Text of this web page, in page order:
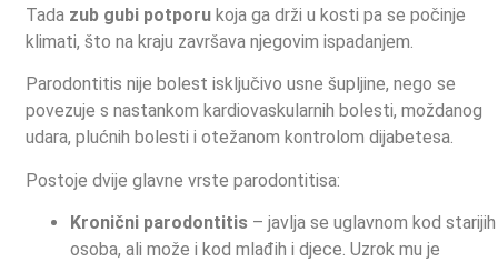
Tada zub gubi potporu koja ga drži u kosti pa se počinje
klimati, što na kraju završava njegovim ispadanjem.
Parodontitis nije bolest isključivo usne šupljine, nego se
povezuje s nastankom kardiovaskularnih bolesti, moždanog
udara, plućnih bolesti i otežanom kontrolom dijabetesa.
Postoje dvije glavne vrste parodontitisa:
Kronični parodontitis – javlja se uglavnom kod starijih
osoba, ali može i kod mlađih i djece. Uzrok mu je